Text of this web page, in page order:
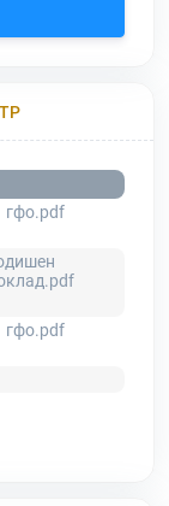
гфо.pdf
гфо.pdf